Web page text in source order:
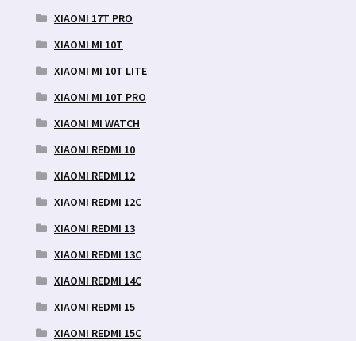
XIAOMI 17T PRO
XIAOMI MI 10T
XIAOMI MI 10T LITE
XIAOMI MI 10T PRO
XIAOMI MI WATCH
XIAOMI REDMI 10
XIAOMI REDMI 12
XIAOMI REDMI 12C
XIAOMI REDMI 13
XIAOMI REDMI 13C
XIAOMI REDMI 14C
XIAOMI REDMI 15
XIAOMI REDMI 15C